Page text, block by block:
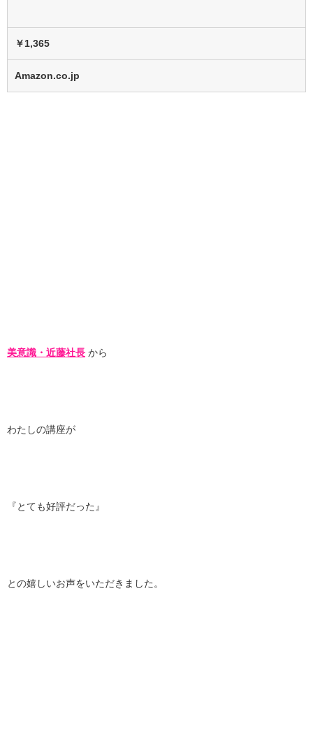
￥1,365
Amazon.co.jp
美意識・近藤社長 から
わたしの講座が
『とても好評だった』
との嬉しいお声をいただきました。